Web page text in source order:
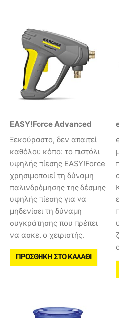
EASY!Force Advanced
Ξεκούραστο, δεν απαιτεί
καθόλου κόπο: το πιστόλι
υψηλής πίεσης EASY!Force
χρησιμοποιεί τη δύναμη
παλινδρόμησης της δέσμης
υψηλής πίεσης για να
μηδενίσει τη δύναμη
συγκράτησης που πρέπει
να ασκεί ο χειριστής.
ΠΡΟΣΘΉΚΗ ΣΤΟ ΚΑΛΆΘΙ